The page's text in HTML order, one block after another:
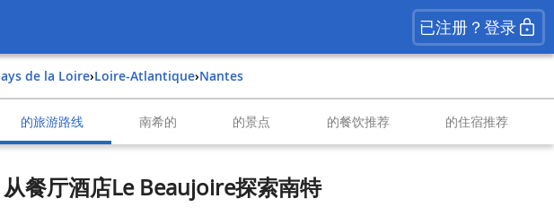
已注册？登录
Pays de la Loire› Loire-Atlantique› Nantes
的旅游路线 南希的 的景点 的餐饮推荐 的住宿推荐
从餐厅酒店Le Beaujoire探索南特